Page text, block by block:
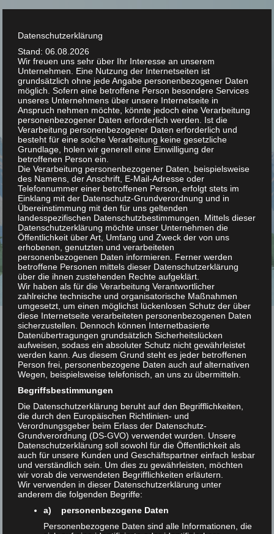
Zum
springen
BODEN-
WASSER
Sachverständigenwesen
EXPLORE
Datenschutzerklärung
Stand: 06.08.2026
Wir freuen uns sehr über Ihr Interesse an unserem
Unternehmen. Eine Nutzung der Internetseiten ist
grundsätzlich ohne jede Angabe personenbezogener Daten
möglich. Sofern eine betroffene Person besondere Services
unseres Unternehmens über unsere Internetseite in
Anspruch nehmen möchte, könnte jedoch eine Verarbeitung
personenbezogener Daten erforderlich werden. Ist die
Verarbeitung personenbezogener Daten erforderlich und
besteht für eine solche Verarbeitung keine gesetzliche
Grundlage, holen wir generell eine Einwilligung der
betroffenen Person ein.
Die Verarbeitung personenbezogener Daten, beispielsweise
des Namens, der Anschrift, E-Mail-Adresse oder
Telefonnummer einer betroffenen Person, erfolgt stets im
Einklang mit der Datenschutz-Grundverordnung und in
Übereinstimmung mit den für uns geltenden
landesspezifischen Datenschutzbestimmungen. Mittels dieser
Datenschutzerklärung möchte unser Unternehmen die
Öffentlichkeit über Art, Umfang und Zweck der von uns
erhobenen, genutzten und verarbeiteten
personenbezogenen Daten informieren. Ferner werden
betroffene Personen mittels dieser Datenschutzerklärung
über die ihnen zustehenden Rechte aufgeklärt.
Wir haben als für die Verarbeitung Verantwortlicher
zahlreiche technische und organisatorische Maßnahmen
umgesetzt, um einen möglichst lückenlosen Schutz der über
diese Internetseite verarbeiteten personenbezogenen Daten
sicherzustellen. Dennoch können Internetbasierte
Datenübertragungen grundsätzlich Sicherheitslücken
aufweisen, sodass ein absoluter Schutz nicht gewährleistet
werden kann. Aus diesem Grund steht es jeder betroffenen
Person frei, personenbezogene Daten auch auf alternativen
Wegen, beispielsweise telefonisch, an uns zu übermitteln.
Begriffsbestimmungen
Die Datenschutzerklärung beruht auf den Begrifflichkeiten,
die durch den Europäischen Richtlinien- und
Verordnungsgeber beim Erlass der Datenschutz-
Grundverordnung (DS-GVO) verwendet wurden. Unsere
Datenschutzerklärung soll sowohl für die Öffentlichkeit als
auch für unsere Kunden und Geschäftspartner einfach lesbar
und verständlich sein. Um dies zu gewährleisten, möchten
wir vorab die verwendeten Begrifflichkeiten erläutern.
Wir verwenden in dieser Datenschutzerklärung unter
anderem die folgenden Begriffe:
a) personenbezogene Daten
Personenbezogene Daten sind alle Informationen, die